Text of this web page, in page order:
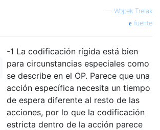
— Wojtek Trelak
fuente
-1 La codificación rígida está bien
para circunstancias especiales como
se describe en el OP. Parece que una
acción específica necesita un tiempo
de espera diferente al resto de las
acciones, por lo que la codificación
estricta dentro de la acción parece